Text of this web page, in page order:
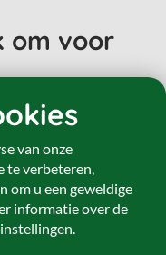
om voor
werkt
je weg met een
Omdat wij
deelnemers
GO je een actieve
van onze
te verbeteren,
om u een geweldige
informatie over de